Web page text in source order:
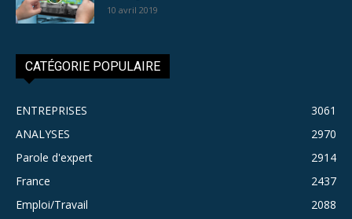
10 avril 2019
CATÉGORIE POPULAIRE
ENTREPRISES
3061
ANALYSES
2970
Parole d'expert
2914
France
2437
Emploi/Travail
2088